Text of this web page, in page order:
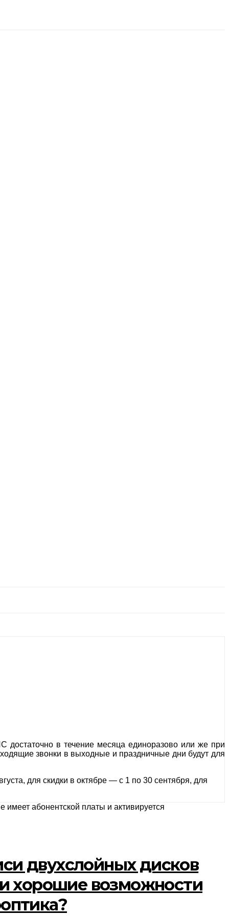
в течение месяца единоразово или же при
звонки в выходные и праздничные дни будут для
для скидки в октябре — с 1 по 30 сентября, для
абонентской платы и активируется
двухслойных дисков
хорошие возможности